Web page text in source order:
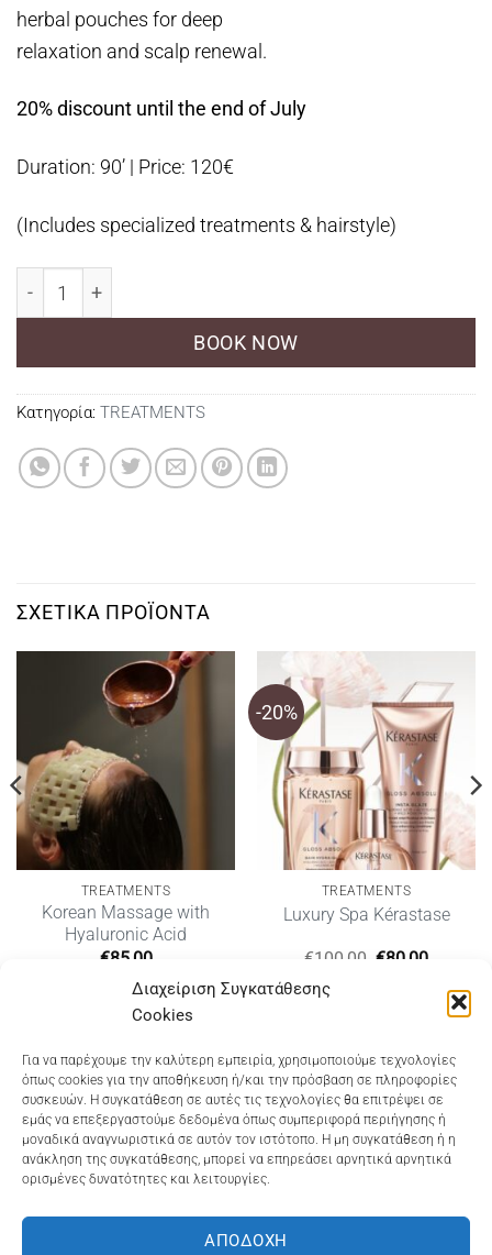
Διαχείριση Συγκατάθεσης
Cookies
Για να παρέχουμε την καλύτερη εμπειρία, χρησιμοποιούμε τεχνολογίες
όπως cookies για την αποθήκευση ή/και την πρόσβαση σε πληροφορίες
συσκευών. Η συγκατάθεση σε αυτές τις τεχνολογίες θα επιτρέψει σε
εμάς να επεξεργαστούμε δεδομένα όπως συμπεριφορά περιήγησης ή
μοναδικά αναγνωριστικά σε αυτόν τον ιστότοπο. Η μη συγκατάθεση ή η
ανάκληση της συγκατάθεσης, μπορεί να επηρεάσει αρνητικά αρνητικά
ορισμένες δυνατότητες και λειτουργίες.
ΑΠΟΔΟΧΉ
herbal pouches for deep
relaxation and scalp renewal.
20% discount until the end of July
Duration: 90’ | Price: 120€
(Includes specialized treatments & hairstyle)
BOOK NOW
Κατηγορία: TREATMENTS
ΣΧΕΤΙΚΆ ΠΡΟΪΌΝΤΑ
TREATMENTS
Korean Massage with
Hyaluronic Acid
€85,00
-20%
TREATMENTS
Luxury Spa Kérastase
€100,00 Original
€80,00Η
τιμή
είναι:
€80,00.
Dioni Hair Care, Ζυμβρακάκηδων 33, τηλ 28210
91906
Dioni Hair Spa, Κ. Σφακιανάκη 5, τηλ 28210 94712
On